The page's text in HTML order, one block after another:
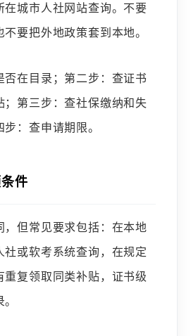
在城市人社网站查询。不要
要把外地政策套到本地。
否在目录；第二步：查证书
；第三步：查社保缴纳和失
：查申请期限。
件
，但常见要求包括：在本地
社或软考系统查询，在规定
重复领取同类补贴，证书级